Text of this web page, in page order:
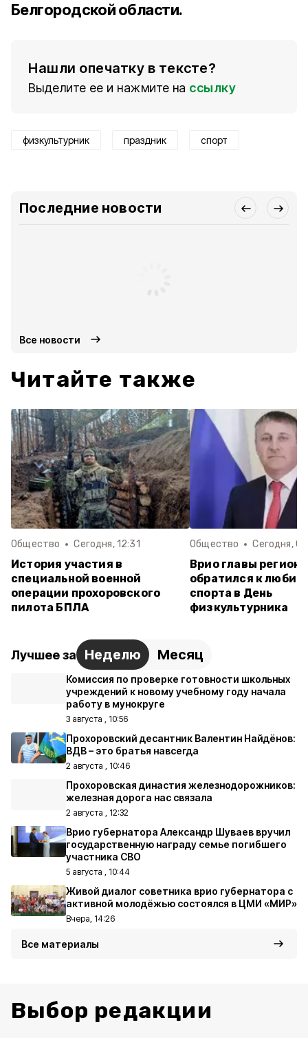
Белгородской области.
Нашли опечатку в тексте?
Выделите ее и нажмите на ссылку
физкультурник праздник спорт
Последние новости
Все новости
Читайте также
Общество Сегодня, 12:31
История участия в
специальной военной
операции прохоровского
пилота БПЛА
Общество Сегодня,
Врио главы региона
обратился к
спорта в День
физкультурника
Лучшее за Неделю Месяц
Комиссия по проверке готовности школьных
учреждений к новому учебному году начала
работу в мунокруге
3 августа , 10:56
Прохоровский десантник Валентин Найдёнов:
ВДВ – это братья навсегда
2 августа , 10:46
Прохоровская династия железнодорожников:
железная дорога нас связала
2 августа , 12:32
Врио губернатора Александр Шуваев вручил
государственную награду семье погибшего
участника СВО
5 августа , 10:44
Живой диалог советника врио губернатора с
активной молодёжью состоялся в ЦМИ «МИР»
Вчера, 14:26
Все материалы
Выбор редакции